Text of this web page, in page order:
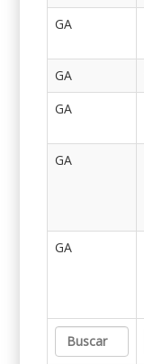
GA
GA
GA
GA
GA